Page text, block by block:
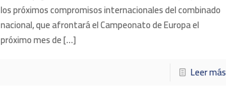
los próximos compromisos internacionales del combinado
nacional, que afrontará el Campeonato de Europa el
próximo mes de[…]
Leer más